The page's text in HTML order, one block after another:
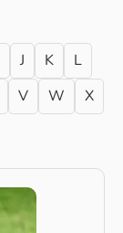
J K
L
V W
X